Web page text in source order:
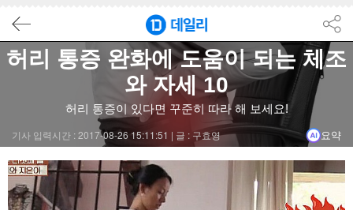
허리 통증 완화에 도움이 되는 체조
와 자세 10
허리 통증이 있다면 꾸준히 따라 해 보세요!
기사 입력시간 : 2017-08-26 15:11:51 | 글 : 구효영 요약
결론
허리 통증은 척추, 추간판, 관절, 인대, 신경, 혈관의 기능 이상으
요통 완화에 도움이 되는 체조로는 고양이 자세, 버드도그, 무
각 체조는 허리 통증 완화와 허리 건강 증진에 효과적이며, 꾸준
특히, 어린 아기를 양육하는 부모, 중노동자, 흡연자 등에서도